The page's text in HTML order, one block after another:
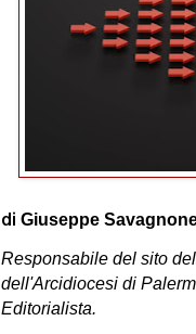
di Giuseppe
Responsabile del sito
dell'Arcidiocesi di
Editorialista.